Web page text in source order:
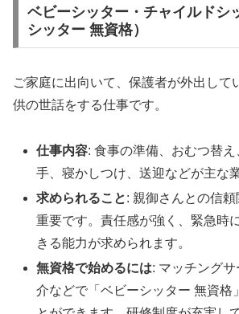
ベビーシッター・チャイルドシ
シッター 無資格）
ご家庭に出向いて、保護者が外出して
供の世話をする仕事です。
仕事内容: 食事の準備、おむつ替
手、寝かしつけ、送迎などが主な
求められること: 親御さんとの信
重要です。責任感が強く、緊急時
きる能力が求められます。
無資格で始めるには: マッチング
介などで「ベビーシッター 無資格